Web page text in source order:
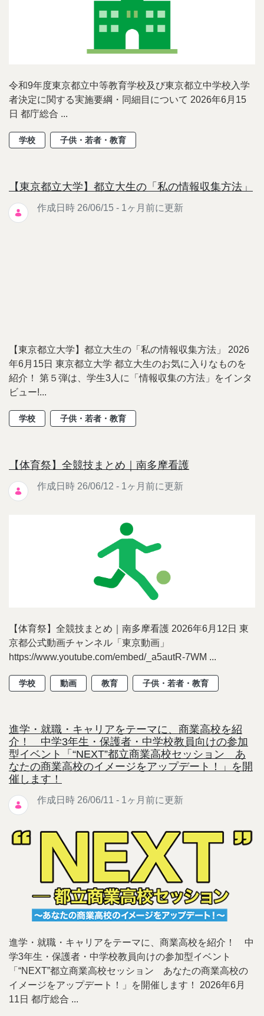
令和9年度東京都立中等教育学校及び東京都立中学校入学
者決定に関する実施要綱・同細目について 2026年6月15
日 都庁総合 ...
学校 子供・若者・教育
【東京都立大学】都立大生の「私の情報収集方法」
作成日時 26/06/15 - 1ヶ月前に更新
【東京都立大学】都立大生の「私の情報収集方法」 2026
年6月15日 東京都立大学 都立大生のお気に入りなものを
紹介！ 第５弾は、学生3人に「情報収集の方法」をインタ
ビュー!...
学校 子供・若者・教育
【体育祭】全競技まとめ｜南多摩看護
作成日時 26/06/12 - 1ヶ月前に更新
【体育祭】全競技まとめ｜南多摩看護 2026年6月12日 東
京都公式動画チャンネル「東京動画」
https://www.youtube.com/embed/_a5autR-7WM ...
学校 動画 教育 子供・若者・教育
進学・就職・キャリアをテーマに、商業高校を紹
介！ 中学3年生・保護者・中学校教員向けの参加
型イベント「“NEXT”都立商業高校セッション あ
なたの商業高校のイメージをアップデート！」を開
催します！
作成日時 26/06/11 - 1ヶ月前に更新
進学・就職・キャリアをテーマに、商業高校を紹介！ 中
学3年生・保護者・中学校教員向けの参加型イベント
「“NEXT”都立商業高校セッション あなたの商業高校の
イメージをアップデート！」を開催します！ 2026年6月
11日 都庁総合 ...